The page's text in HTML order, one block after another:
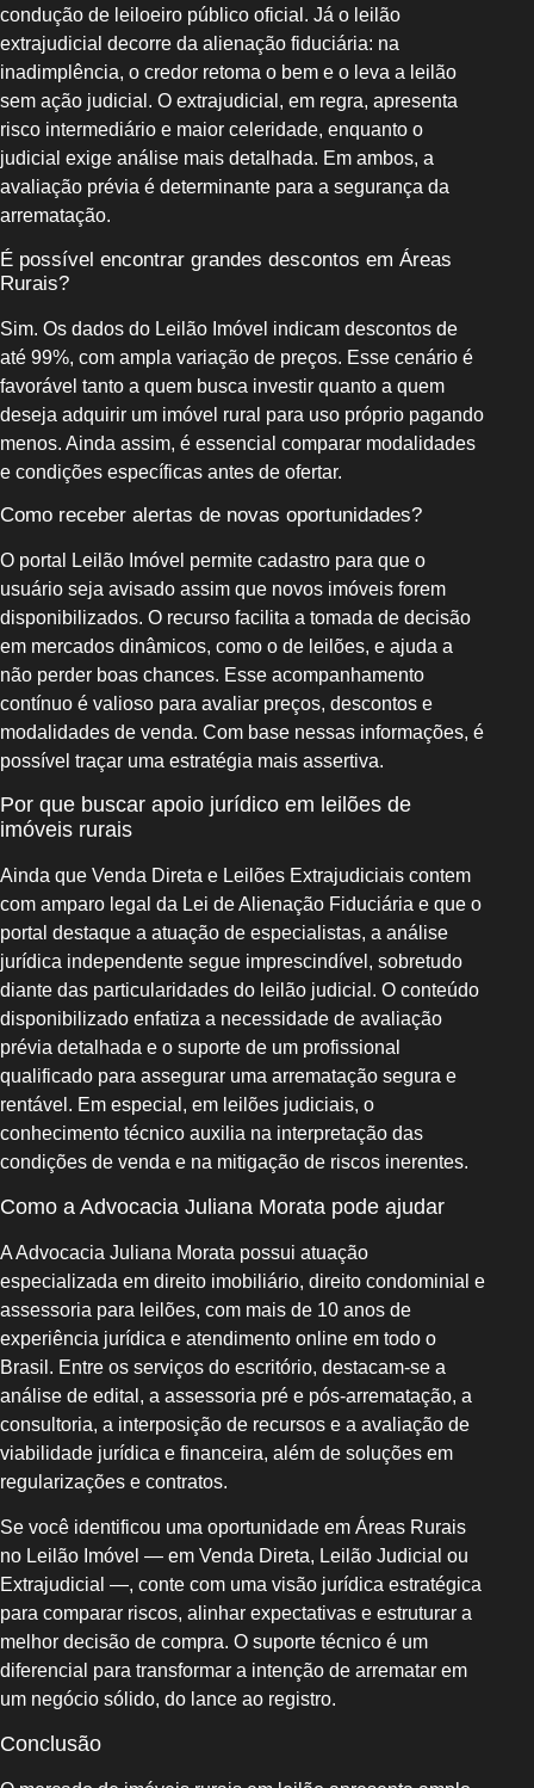
condução de leiloeiro público oficial. Já o leilão
extrajudicial decorre da alienação fiduciária: na
inadimplência, o credor retoma o bem e o leva a leilão
sem ação judicial. O extrajudicial, em regra, apresenta
risco intermediário e maior celeridade, enquanto o
judicial exige análise mais detalhada. Em ambos, a
avaliação prévia é determinante para a segurança da
arrematação.
É possível encontrar grandes descontos em Áreas
Rurais?
Sim. Os dados do Leilão Imóvel indicam descontos de
até 99%, com ampla variação de preços. Esse cenário é
favorável tanto a quem busca investir quanto a quem
deseja adquirir um imóvel rural para uso próprio pagando
menos. Ainda assim, é essencial comparar modalidades
e condições específicas antes de ofertar.
Como receber alertas de novas oportunidades?
O portal Leilão Imóvel permite cadastro para que o
usuário seja avisado assim que novos imóveis forem
disponibilizados. O recurso facilita a tomada de decisão
em mercados dinâmicos, como o de leilões, e ajuda a
não perder boas chances. Esse acompanhamento
contínuo é valioso para avaliar preços, descontos e
modalidades de venda. Com base nessas informações, é
possível traçar uma estratégia mais assertiva.
Por que buscar apoio jurídico em leilões de
imóveis rurais
Ainda que Venda Direta e Leilões Extrajudiciais contem
com amparo legal da Lei de Alienação Fiduciária e que o
portal destaque a atuação de especialistas, a análise
jurídica independente segue imprescindível, sobretudo
diante das particularidades do leilão judicial. O conteúdo
disponibilizado enfatiza a necessidade de avaliação
prévia detalhada e o suporte de um profissional
qualificado para assegurar uma arrematação segura e
rentável. Em especial, em leilões judiciais, o
conhecimento técnico auxilia na interpretação das
condições de venda e na mitigação de riscos inerentes.
Como a Advocacia Juliana Morata pode ajudar
A Advocacia Juliana Morata possui atuação
especializada em direito imobiliário, direito condominial e
assessoria para leilões, com mais de 10 anos de
experiência jurídica e atendimento online em todo o
Brasil. Entre os serviços do escritório, destacam-se a
análise de edital, a assessoria pré e pós-arrematação, a
consultoria, a interposição de recursos e a avaliação de
viabilidade jurídica e financeira, além de soluções em
regularizações e contratos.
Se você identificou uma oportunidade em Áreas Rurais
no Leilão Imóvel — em Venda Direta, Leilão Judicial ou
Extrajudicial —, conte com uma visão jurídica estratégica
para comparar riscos, alinhar expectativas e estruturar a
melhor decisão de compra. O suporte técnico é um
diferencial para transformar a intenção de arrematar em
um negócio sólido, do lance ao registro.
Conclusão